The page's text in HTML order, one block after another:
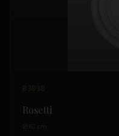
B3038
Rosetti
Ø 62 cm